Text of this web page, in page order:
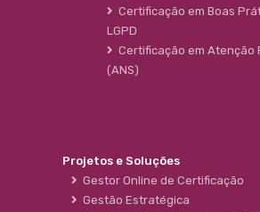
Certificação em Boas
LGPD
Certificação em Atenção
(ANS)
Projetos e Soluções
Gestor Online de Certificação
Gestão Estratégica